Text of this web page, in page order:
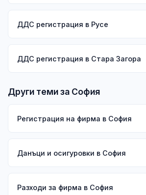
ДДС регистрация в Русе
ДДС регистрация в Стара Загора
Други теми за София
Регистрация на фирма в София
Данъци и осигуровки в София
Разходи за фирма в София